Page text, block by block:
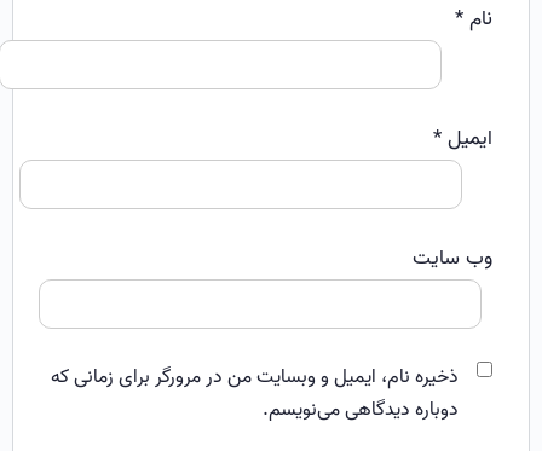
نام*
ایمیل*
وب‌ سایت
ذخیره نام، ایمیل و وبسایت من در مرورگر برای زمانی که
دوباره دیدگاهی می‌نویسم.